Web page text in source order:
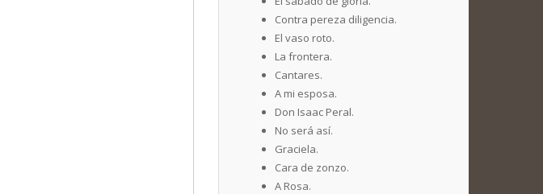
Contra pereza diligencia.
El vaso roto.
La frontera.
Cantares.
A mi esposa.
Don Isaac Peral.
No será así.
Graciela.
Cara de zonzo.
A Rosa.